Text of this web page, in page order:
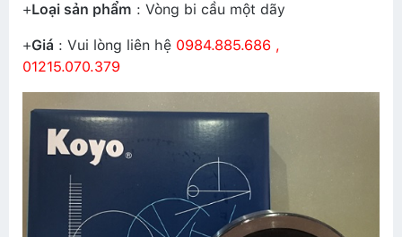
+Loại sản phẩm : Vòng bi cầu một dãy
+Giá : Vui lòng liên hệ 0984.885.686 ,
01215.070.379